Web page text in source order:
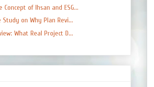
of Ihsan and ESG...
Study on Why Plan Revi...
What Real Project D...